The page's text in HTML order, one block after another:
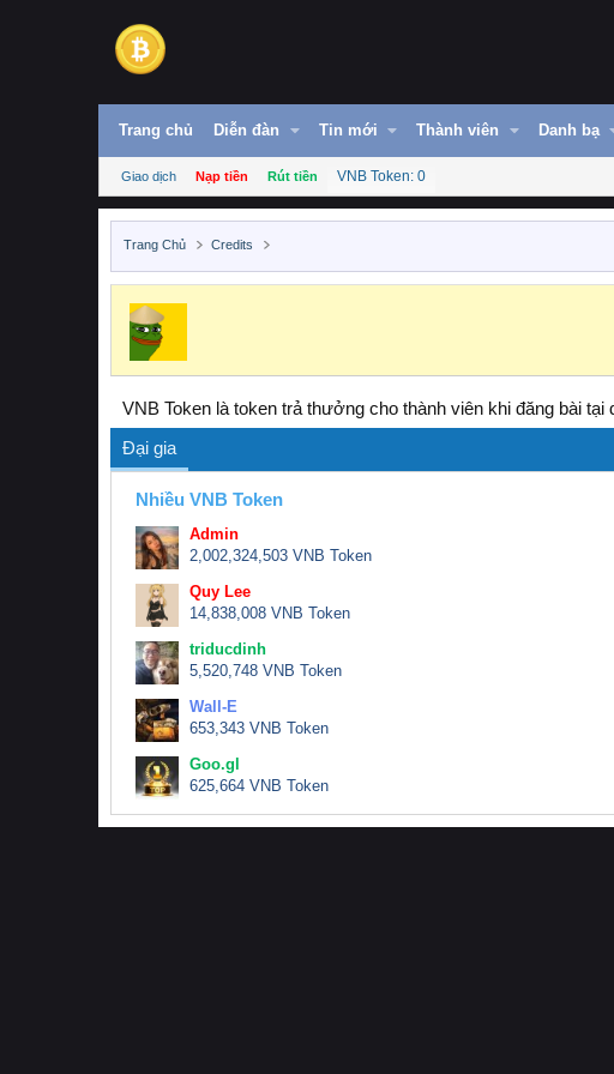
Trang chủ Diễn đàn Tin mới Thành viên Danh bạ
Giao dịch Nạp tiền Rút tiền VNB Token: 0
Trang Chủ Credits
VNB Token là token trả thưởng cho thành viên khi đăng bài tại
Đại gia
Nhiều VNB Token
Admin
2,002,324,503 VNB Token
Quy Lee
14,838,008 VNB Token
triducdinh
5,520,748 VNB Token
Wall-E
653,343 VNB Token
Goo.gl
625,664 VNB Token